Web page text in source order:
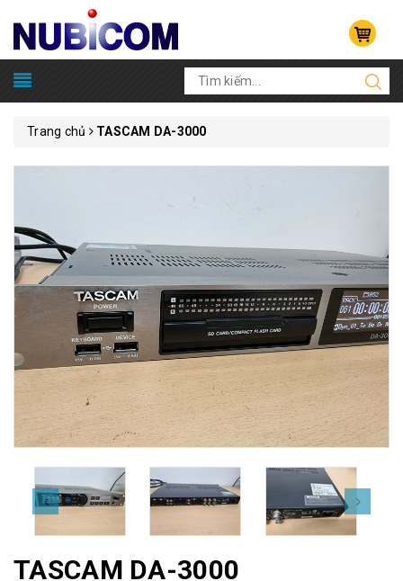
Trang chủ TASCAM DA-3000
TASCAM DA-3000